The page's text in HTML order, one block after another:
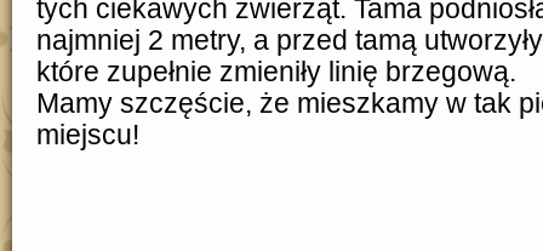
tych ciekawych zwierząt. Tama
najmniej 2 metry, a przed tamą
które zupełnie zmieniły linię brzegową.
Mamy szczęście, że mieszkamy w tak
miejscu!